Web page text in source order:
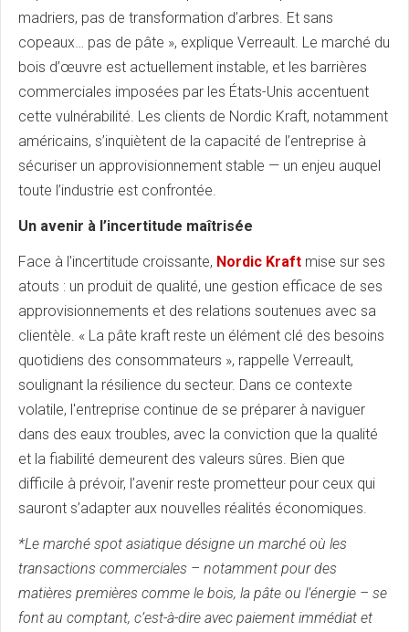
madriers, pas de transformation d’arbres. Et sans
copeaux… pas de pâte », explique Verreault. Le marché du
bois d’œuvre est actuellement instable, et les barrières
commerciales imposées par les États-Unis accentuent
cette vulnérabilité. Les clients de Nordic Kraft, notamment
américains, s’inquiètent de la capacité de l’entreprise à
sécuriser un approvisionnement stable — un enjeu auquel
toute l’industrie est confrontée.
Un avenir à l’incertitude maîtrisée
Face à l'incertitude croissante, Nordic Kraft mise sur ses
atouts : un produit de qualité, une gestion efficace de ses
approvisionnements et des relations soutenues avec sa
clientèle. « La pâte kraft reste un élément clé des besoins
quotidiens des consommateurs », rappelle Verreault,
soulignant la résilience du secteur. Dans ce contexte
volatile, l'entreprise continue de se préparer à naviguer
dans des eaux troubles, avec la conviction que la qualité
et la fiabilité demeurent des valeurs sûres. Bien que
difficile à prévoir, l’avenir reste prometteur pour ceux qui
sauront s’adapter aux nouvelles réalités économiques.
*Le marché spot asiatique désigne un marché où les
transactions commerciales – notamment pour des
matières premières comme le bois, la pâte ou l’énergie – se
font au comptant, c’est-à-dire avec paiement immédiat et